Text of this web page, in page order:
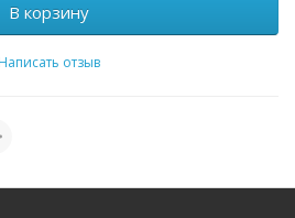
В корзину
Написать отзыв